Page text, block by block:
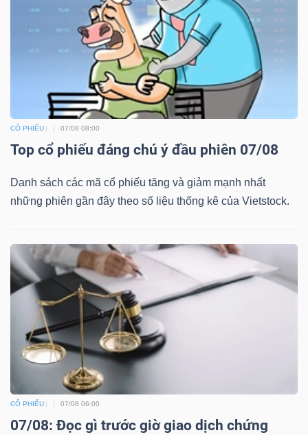
CỔ PHIẾU 07/08 08:00
Top cổ phiếu đáng chú ý đầu phiên 07/08
Danh sách các mã cổ phiếu tăng và giảm mạnh nhất
những phiên gần đây theo số liệu thống kê của Vietstock.
CỔ PHIẾU 07/08 06:00
07/08: Đọc gì trước giờ giao dịch chứng